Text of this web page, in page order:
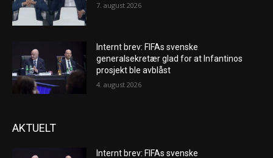
7. august 2026
Internt brev: FIFAs svenske
generalsekretær glad for at Infantinos
prosjekt ble avblåst
4. august 2026
AKTUELT
Internt brev: FIFAs svenske